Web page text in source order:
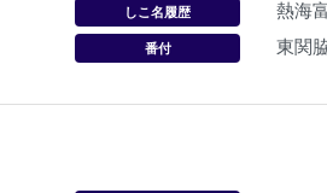
しこ名履歴 熱海
番付 東関